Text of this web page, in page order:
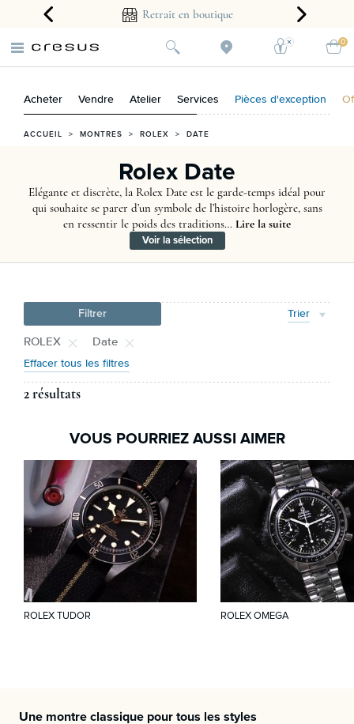
2 ans Retrait en boutique
0
Acheter Vendre Atelier Services Pièces d'exception
ACCUEIL > MONTRES > ROLEX > DATE
Rolex Date
Elégante et discrète, la Rolex Date est le garde-temps idéal pour
qui souhaite se parer d’un symbole de l’histoire horlogère, sans
en ressentir le poids des traditions… Lire la suite
Voir la sélection
Filtrer Trier
ROLEX Date
Effacer tous les filtres
2 résultats
VOUS POURRIEZ AUSSI AIMER
ROLEX TUDOR ROLEX OMEGA
Une montre classique pour tous les styles